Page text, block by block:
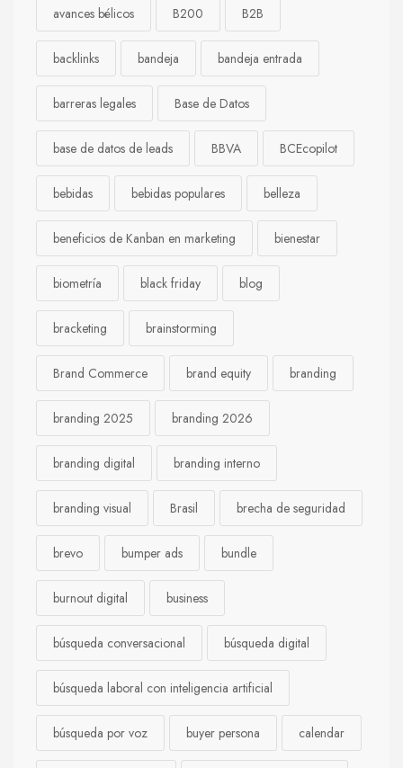
avances bélicos B200 B2B
backlinks bandeja bandeja entrada
barreras legales Base de Datos
base de datos de leads BBVA BCEcopilot
bebidas bebidas populares belleza
beneficios de Kanban en marketing bienestar
biometría black friday blog
bracketing brainstorming
Brand Commerce brand equity branding
branding 2025 branding 2026
branding digital branding interno
branding visual Brasil brecha de seguridad
brevo bumper ads bundle
burnout digital business
búsqueda conversacional búsqueda digital
búsqueda laboral con inteligencia artificial
búsqueda por voz buyer persona calendar